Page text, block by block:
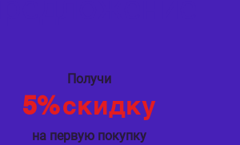
Получи
5%скидку
на первую покупку